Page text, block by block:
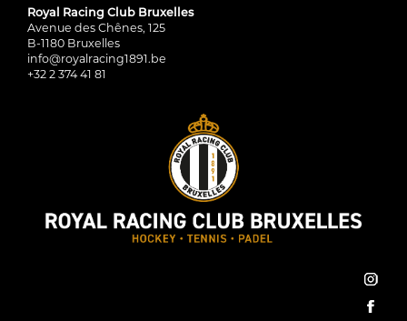
Royal Racing Club Bruxelles
Avenue des Chênes, 125
B-1180 Bruxelles
info@royalracing1891.be
+32 2 374 41 81